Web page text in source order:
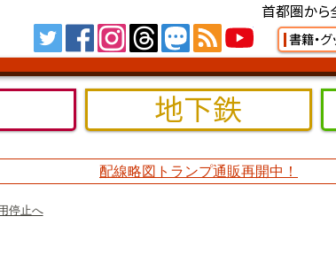
首都圏から
書籍・
Tw FB IG TH MS RSS
地下鉄
配線略図トランプ通販再開中！
停止へ